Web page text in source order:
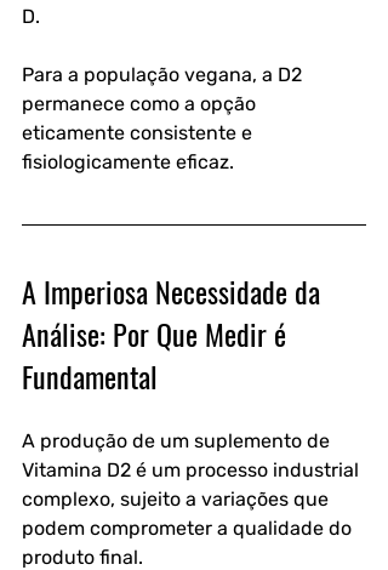
D.
Para a população vegana, a D2
permanece como a opção
eticamente consistente e
fisiologicamente eficaz.
A Imperiosa Necessidade da
Análise: Por Que Medir é
Fundamental
A produção de um suplemento de
Vitamina D2 é um processo industrial
complexo, sujeito a variações que
podem comprometer a qualidade do
produto final.